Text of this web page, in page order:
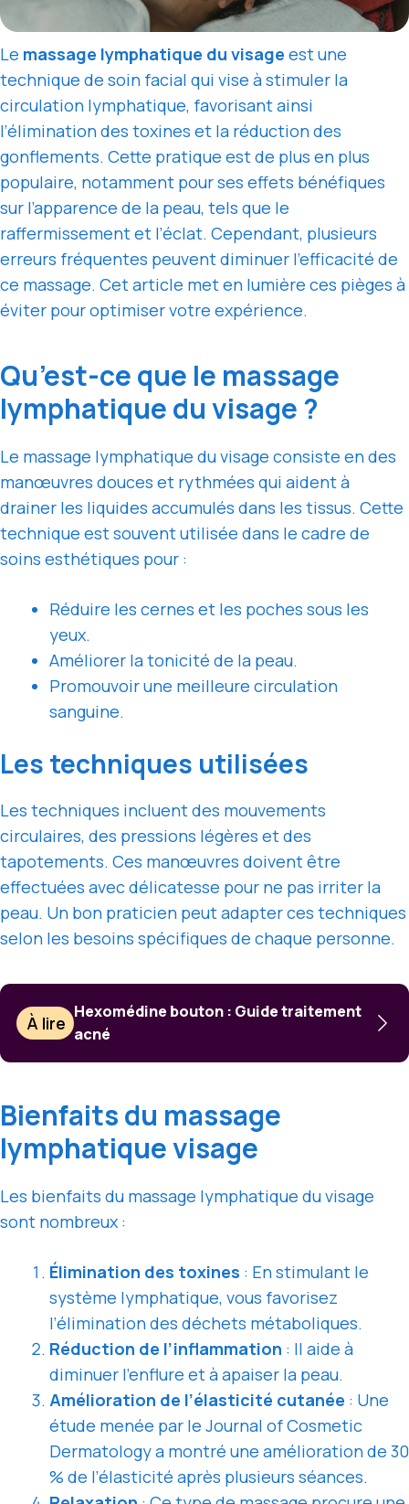
Le massage lymphatique du visage est une
technique de soin facial qui vise à stimuler la
circulation lymphatique, favorisant ainsi
l’élimination des toxines et la réduction des
gonflements. Cette pratique est de plus en plus
populaire, notamment pour ses effets bénéfiques
sur l’apparence de la peau, tels que le
raffermissement et l’éclat. Cependant, plusieurs
erreurs fréquentes peuvent diminuer l’efficacité de
ce massage. Cet article met en lumière ces pièges à
éviter pour optimiser votre expérience.
Qu’est-ce que le massage
lymphatique du visage ?
Le massage lymphatique du visage consiste en des
manœuvres douces et rythmées qui aident à
drainer les liquides accumulés dans les tissus. Cette
technique est souvent utilisée dans le cadre de
soins esthétiques pour :
Réduire les cernes et les poches sous les
yeux.
Améliorer la tonicité de la peau.
Promouvoir une meilleure circulation
sanguine.
Les techniques utilisées
Les techniques incluent des mouvements
circulaires, des pressions légères et des
tapotements. Ces manœuvres doivent être
effectuées avec délicatesse pour ne pas irriter la
peau. Un bon praticien peut adapter ces techniques
selon les besoins spécifiques de chaque personne.
À lire
Hexomédine bouton : Guide traitement
acné
Bienfaits du massage
lymphatique visage
Les bienfaits du massage lymphatique du visage
sont nombreux :
Élimination des toxines : En stimulant le
système lymphatique, vous favorisez
l’élimination des déchets métaboliques.
Réduction de l’inflammation : Il aide à
diminuer l’enflure et à apaiser la peau.
Amélioration de l’élasticité cutanée : Une
étude menée par le Journal of Cosmetic
Dermatology a montré une amélioration de 30
% de l’élasticité après plusieurs séances.